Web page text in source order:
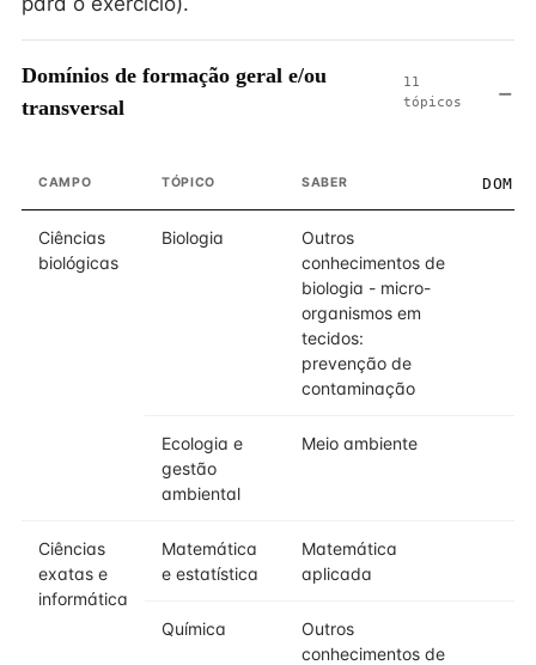
Domínios de formação geral e/ou
transversal
11
tópicos
CAMPO TÓPICO SABER
Ciências
biológicas
Biologia
Outros
conhecimentos de
biologia - micro-
organismos em
tecidos:
prevenção de
contaminação
Ecologia e
gestão
ambiental
Meio ambiente
Ciências
exatas e
informática
Matemática
e estatística
Matemática
aplicada
Química
Outros
conhecimentos de